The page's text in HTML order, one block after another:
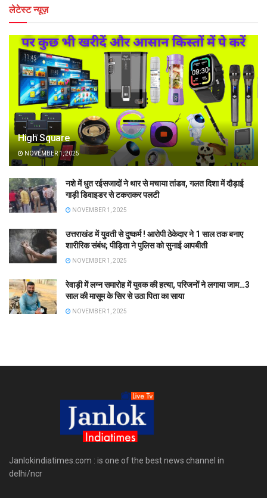
लेटेस्ट न्यूज़
High Square
NOVEMBER 1, 2025
नशे में धुत रईसजादों ने थार से मचाया तांडव, गलत दिशा में दौड़ाई
गाड़ी डिवाइडर से टकराकर पलटी
NOVEMBER 1, 2025
उत्तराखंड में युवती से दुष्कर्म ! आरोपी ठेकेदार ने 1 साल तक बनाए
शारीरिक संबंध; पीड़िता ने पुलिस को सुनाई आपबीती
NOVEMBER 1, 2025
रेवाड़ी में लग्न समारोह में युवक की हत्या, परिजनों ने लगाया जाम…3
साल की मासूम के सिर से उठा पिता का साया
NOVEMBER 1, 2025
Janlokindiatimes.com : is one of the best news channel in
delhi/ncr